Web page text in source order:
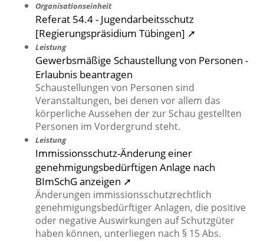
Organisationseinheit
Referat 54.4 - Jugendarbeitsschutz
[Regierungspräsidium Tübingen] ➚
Leistung
Gewerbsmäßige Schaustellung von Personen -
Erlaubnis beantragen
Schaustellungen von Personen sind
Veranstaltungen, bei denen vor allem das
körperliche Aussehen der zur Schau gestellten
Personen im Vordergrund steht.
Leistung
Immissionsschutz-Änderung einer
genehmigungsbedürftigen Anlage nach
BImSchG anzeigen ➚
Änderungen immissionsschutzrechtlich
genehmigungsbedürftiger Anlagen, die positive
oder negative Auswirkungen auf Schutzgüter
haben können, unterliegen nach § 15 Abs.